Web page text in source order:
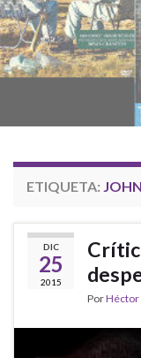
ETIQUETA:
DIC
25
2015
PorHéctor